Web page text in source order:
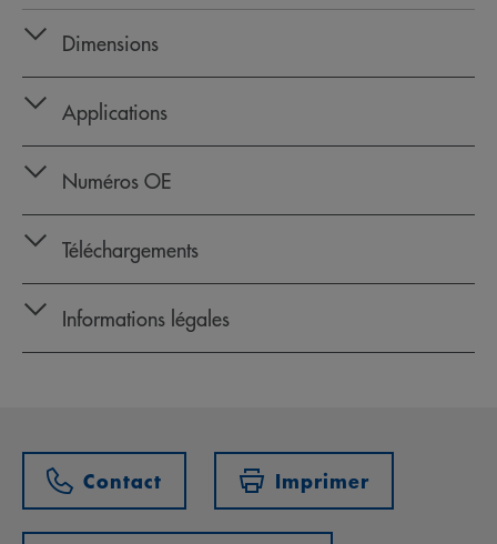
Dimensions
Applications
Numéros OE
Téléchargements
Informations légales
Contact Imprimer